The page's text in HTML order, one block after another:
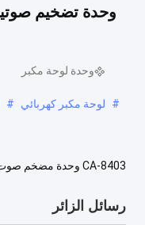
وحدة لوحة مكبر
# لوحة مكبر كهربائي #
رسائل الزائر